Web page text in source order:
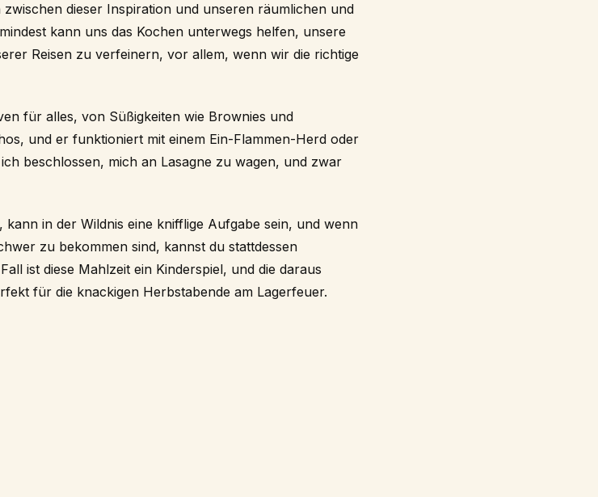
dieser Inspiration und unseren räumlichen und
kann uns das Kochen unterwegs helfen, unsere
Reisen zu verfeinern, vor allem, wenn wir die richtige
für alles, von Süßigkeiten wie Brownies und
und er funktioniert mit einem Ein-Flammen-Herd oder
beschlossen, mich an Lasagne zu wagen, und zwar
in der Wildnis eine knifflige Aufgabe sein, und wenn
zu bekommen sind, kannst du stattdessen
ist diese Mahlzeit ein Kinderspiel, und die daraus
für die knackigen Herbstabende am Lagerfeuer.